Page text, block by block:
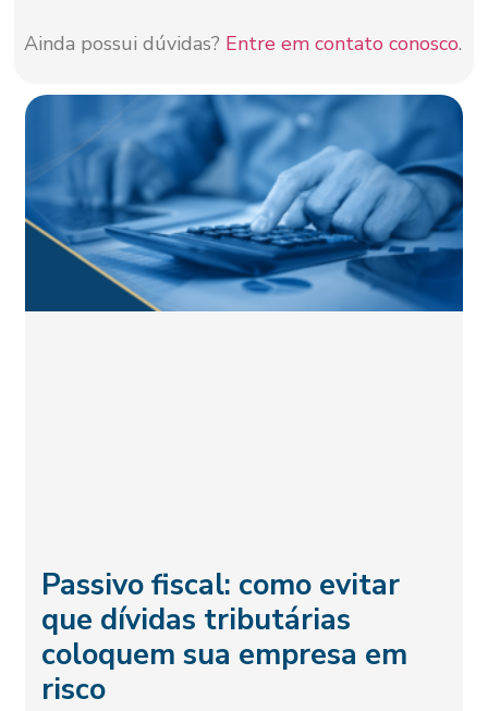
Ainda possui dúvidas? Entre em contato conosco.
Passivo fiscal: como evitar
que dívidas tributárias
coloquem sua empresa em
risco